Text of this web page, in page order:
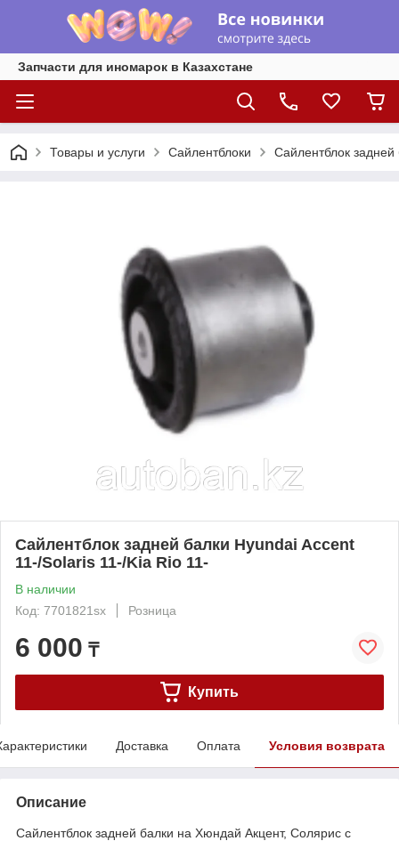
Запчасти для иномарок в Казахстане
Товары и услуги Сайлентблоки Сайлентблок
Сайлентблок задней балки Hyundai Accent
11-/Solaris 11-/Kia Rio 11-
В наличии
Код: 7701821sx
Розница
6 000 ₸
Купить
Доставка Оплата Условия возврата
Описание
Сайлентблок задней балки на Хюндай Акцент, Солярис с